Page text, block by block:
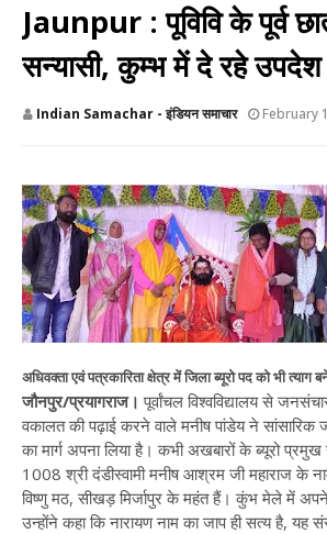
Jaunpur : ​पूविवि के पूर्व
सन्यासी, कुम्भ में दे रहे उपदेश
Indian Samachar - इंडियन समाचार February
अधिवक्ता एवं पत्रकारिता क्षेत्र में जिला ब्यूरो पद को भी त्याग
जौनपुर/प्रयागराज।पूर्वांचल विश्वविद्यालय से
वकालत की पढ़ाई करने वाले मनीष पांडेय ने सांसारिक
का मार्ग अपना लिया है। कभी अखबारों के ब्यूरो
1008 श्री दंडीस्वामी मनीष आश्रम जी महाराज के
विष्णु मठ, सीखड़ मिर्जापुर के महंत हैं। कुंभ मेले में
उन्होंने कहा कि नारायण नाम का जाप ही सत्य है, यह